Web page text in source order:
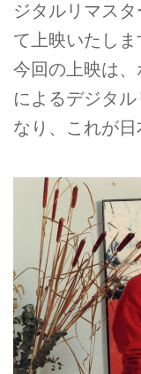
ジタルリマス
て上映いたしま
今回の上映は
によるデジタ
なり、これが日